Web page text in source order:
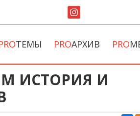
ТЕМЫ PROАРХИВ PRO
ИСТОРИЯ И